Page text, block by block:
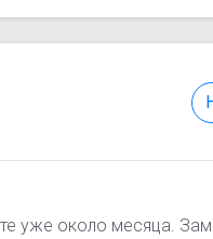
уже около месяца.